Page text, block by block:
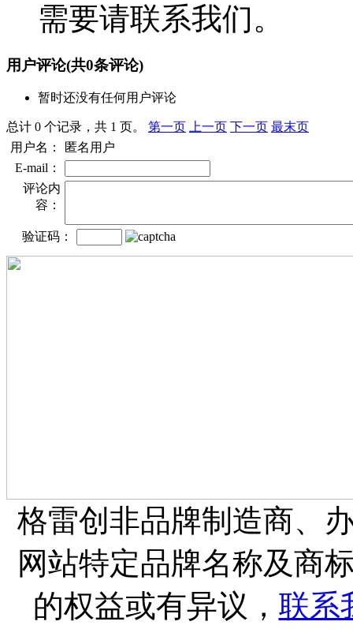
需要请联系我们。
用户评论(共0条评论)
暂时还没有任何用户评论
总计 0 个记录，共 1 页。 第一页 上一页 下一页 最末页
用户名：
匿名用户
E-mail：
评论内
容：
验证码：
格雷创非品牌制造商、
网站特定品牌名称及商
的权益或有异议， 联系